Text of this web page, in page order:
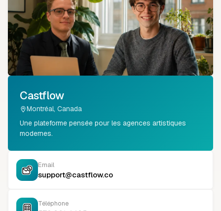
Castflow
Montréal, Canada
Une plateforme pensée pour les agences artistiques
modernes.
Email
support@castflow.co
Téléphone